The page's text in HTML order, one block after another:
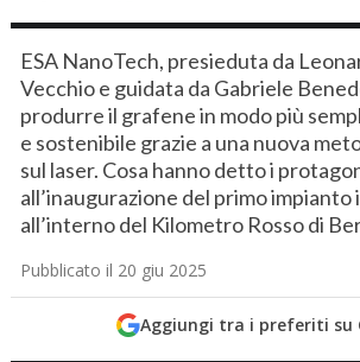
ESA NanoTech, presieduta da
Vecchio e guidata da Gabriele
produrre il grafene in modo più
e sostenibile grazie a una nuova
sul laser. Cosa hanno detto i
all’inaugurazione del primo
all’interno del Kilometro Rosso di
Pubblicato il 20 giu 2025
Aggiungi tra i preferiti su